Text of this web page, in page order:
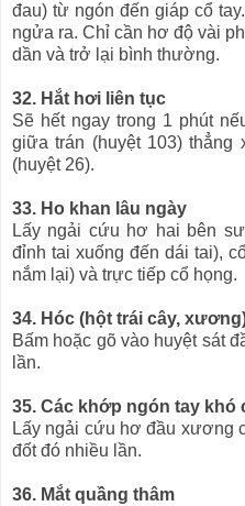
đau) từ ngón đến giáp cổ
ngửa ra. Chỉ cần hơ độ vài
dần và trở lại bình thường.
32. Hắt hơi liên tục
Sẽ hết ngay trong 1 phút
giữa trán (huyệt 103) thẳng
(huyệt 26).
33. Ho khan lâu ngày
Lấy ngải cứu hơ hai bên
đỉnh tai xuống đến dái tai),
nắm lại) và trực tiếp cổ họng.
34. Hóc (hột trái cây,
Bấm hoặc gõ vào huyệt sát
lần.
35. Các khớp ngón tay khó
Lấy ngải cứu hơ đầu xương
đốt đó nhiều lần.
36. Mắt quầng thâm